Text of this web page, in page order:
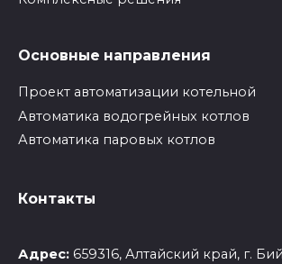
Основные направления
Проект автоматизации котельной
Автоматика водогрейных котлов
Автоматика паровых котлов
Контакты
Адрес: 659316, Алтайский край, г.